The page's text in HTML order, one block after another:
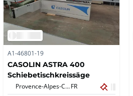
A1-46801-19
CASOLIN ASTRA 400
Schiebetischkreissäge
Provence-Alpes-Côte d'Azur,FR